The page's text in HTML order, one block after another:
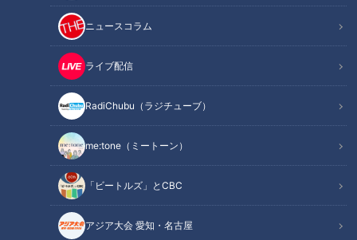
ニュースコラム
ライブ配信
RadiChubu（ラジチューブ）
me:tone（ミートーン）
「ビートルズ」とCBC
アジア大会 愛知・名古屋
このコラム（？）は「サンドラ」を観られなかった全国のドラ
友に話したい！との思いから番組の内容を綴る、竜党のみなさ
んに向けた、竜党による、竜党のためのコラム（？）である。
７月２８日の放送回で共有したいトピックスは、前半戦の防御
率が驚異の０点台をマークしている竜の頼れるリリーバー清水
達也投手の特集企画。今季の清水投手は前半戦を終えた時点の
防御率が「０．４９」。２０試合以上に登板している救援投手
陣の中で１２球団トップの成績を誇っている。竜のレジェンド
超えの期待も懸かる清水投手が前半戦の手応えと後半戦への意
気込みを語った。